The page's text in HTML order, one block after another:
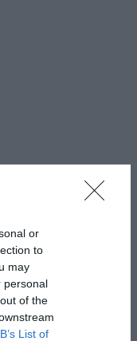
or
to
may
personal
of the
List of